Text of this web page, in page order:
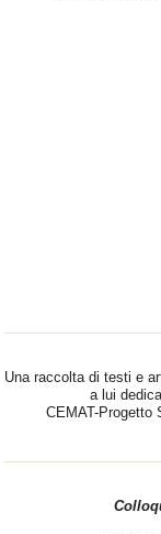
Una raccolta di testi e
a lui
CEMAT-Progetto